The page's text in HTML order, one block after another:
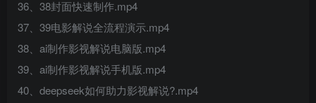
36、38封面快速制作.mp4
37、39电影解说全流程演示.mp4
38、ai制作影视解说电脑版.mp4
39、ai制作影视解说手机版.mp4
40、deepseek如何助力影视解说?.mp4